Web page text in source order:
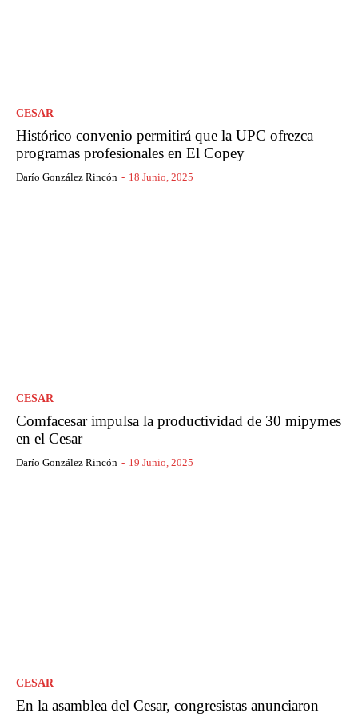
CESAR
Histórico convenio permitirá que la UPC ofrezca
programas profesionales en El Copey
Darío González Rincón - 18 Junio, 2025
CESAR
Comfacesar impulsa la productividad de 30 mipymes
en el Cesar
Darío González Rincón - 19 Junio, 2025
CESAR
En la asamblea del Cesar, congresistas anunciaron